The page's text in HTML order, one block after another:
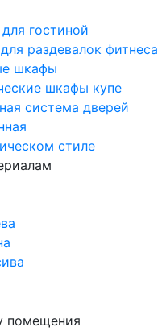
гостиной
раздевалок фитнеса
шкафы
шкафы купе
система дверей
стиле
помещения